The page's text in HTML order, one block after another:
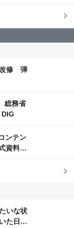
改修 弾
総務省
DIG
ンテン
資料か
いな状
た日